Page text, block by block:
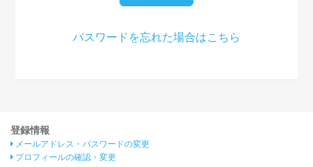
パスワードを忘れた場合はこちら
登録情報
メールアドレス・パスワードの変更
プロフィールの確認・変更